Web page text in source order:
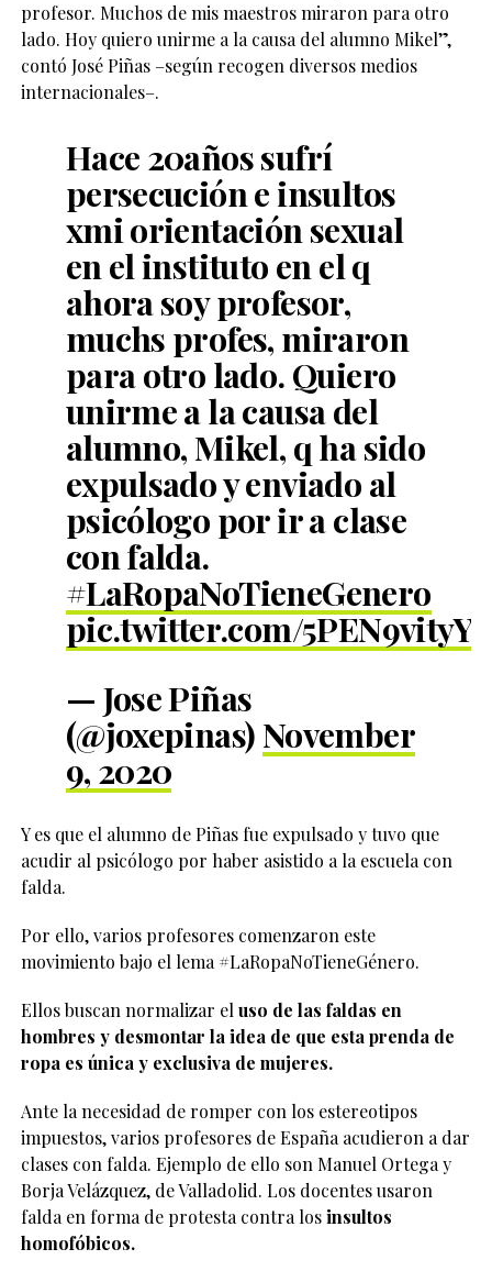
profesor. Muchos de mis maestros miraron para otro
lado. Hoy quiero unirme a la causa del alumno Mikel”,
contó José Piñas –según recogen diversos medios
internacionales–.
Hace 20años sufrí
persecución e insultos
xmi orientación sexual
en el instituto en el q
ahora soy profesor,
muchs profes, miraron
para otro lado. Quiero
unirme a la causa del
alumno, Mikel, q ha sido
expulsado y enviado al
psicólogo por ir a clase
con falda.
#LaRopaNoTieneGenero
pic.twitter.com/5PEN9vityY
— Jose Piñas
(@joxepinas)November
9, 2020
Y es que el alumno de Piñas fue expulsado y tuvo que
acudir al psicólogo por haber asistido a la escuela con
falda.
Por ello, varios profesores comenzaron este
movimiento bajo el lema #LaRopaNoTieneGénero.
Ellos buscan normalizar el uso de las faldas en
hombres y desmontar la idea de que esta prenda de
ropa es única y exclusiva de mujeres.
Ante la necesidad de romper con los estereotipos
impuestos, varios profesores de España acudieron a dar
clases con falda. Ejemplo de ello son Manuel Ortega y
Borja Velázquez, de Valladolid. Los docentes usaron
falda en forma de protesta contra losinsultos
homofóbicos.